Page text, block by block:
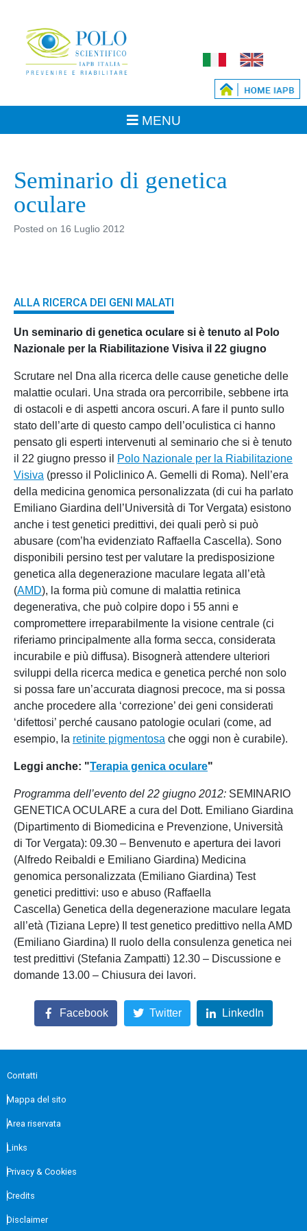
Seminario di genetica
oculare
Posted on 16 Luglio 2012
ALLA RICERCA DEI GENI MALATI
Un seminario di genetica oculare si è tenuto al Polo
Nazionale per la Riabilitazione Visiva il 22 giugno
Scrutare nel Dna alla ricerca delle cause genetiche delle
malattie oculari. Una strada ora percorribile, sebbene irta
di ostacoli e di aspetti ancora oscuri. A fare il punto sullo
stato dell’arte di questo campo dell’oculistica ci hanno
pensato gli esperti intervenuti al seminario che si è tenuto
il 22 giugno presso il
Polo Nazionale per la Riabilitazione
Visiva (presso il Policlinico A. Gemelli di Roma). Nell’era
della medicina genomica personalizzata (di cui ha parlato
Emiliano Giardina dell’Università di Tor Vergata) esistono
anche i test genetici predittivi, dei quali però si può
abusare (com’ha evidenziato Raffaella Cascella). Sono
disponibili persino test per valutare la predisposizione
genetica alla degenerazione maculare legata all’età
(AMD), la forma più comune di malattia retinica
degenerativa, che può colpire dopo i 55 anni e
compromettere irreparabilmente la visione centrale (ci
riferiamo principalmente alla forma secca, considerata
incurabile e più diffusa). Bisognerà attendere ulteriori
sviluppi della ricerca medica e genetica perché non solo
si possa fare un’accurata diagnosi precoce, ma si possa
anche procedere alla ‘correzione’ dei geni considerati
‘difettosi’ perché causano patologie oculari (come, ad
esempio, la retinite pigmentosa che oggi non è curabile).
Leggi anche: "Terapia genica oculare"
Programma dell’evento del 22 giugno 2012: SEMINARIO
GENETICA OCULARE a cura del Dott. Emiliano Giardina
(Dipartimento di Biomedicina e Prevenzione, Università
di Tor Vergata): 09.30 – Benvenuto e apertura dei lavori
(Alfredo Reibaldi e Emiliano Giardina) Medicina
genomica personalizzata (Emiliano Giardina) Test
genetici predittivi: uso e abuso (Raffaella
Cascella) Genetica della degenerazione maculare legata
all’età (Tiziana Lepre) Il test genetico predittivo nella AMD
(Emiliano Giardina) Il ruolo della consulenza genetica nei
test predittivi (Stefania Zampatti) 12.30 – Discussione e
domande 13.00 – Chiusura dei lavori.
Facebook Twitter LinkedIn
Contatti
Mappa del sito
Area riservata
Links
Privacy & Cookies
Credits
Disclaimer